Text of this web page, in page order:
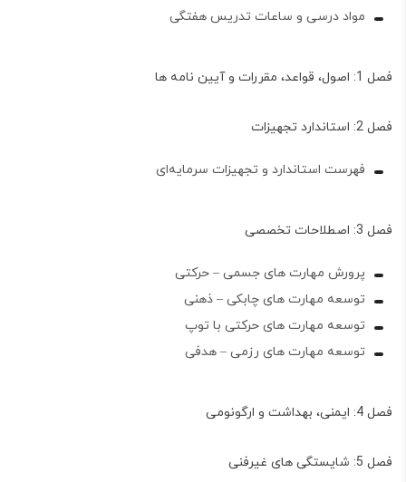
مواد درسی و ساعات تدریس هفتگی
فصل 1: اصول، قواعد، مقررات و آیین نامه ها
فصل 2: استاندارد تجهیزات
فهرست استاندارد و تجهیزات سرمایه‌ای
فصل 3: اصطلاحات تخصصی
پرورش مهارت های جسمی – حرکتی
توسعه مهارت های چابکی – ذهنی
توسعه مهارت های حرکتی با توپ
توسعه مهارت های رزمی – هدفی
فصل 4: ایمنی، بهداشت و ارگونومی
فصل 5: شایستگی های غیرفنی